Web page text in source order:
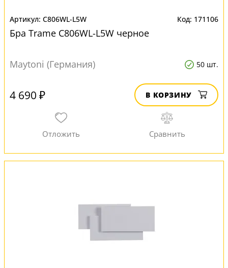
C806WL-L5W 171106
Бра Trame C806WL-L5W черное
Maytoni (Германия) 50 шт.
4 690 ₽ В КОРЗИНУ